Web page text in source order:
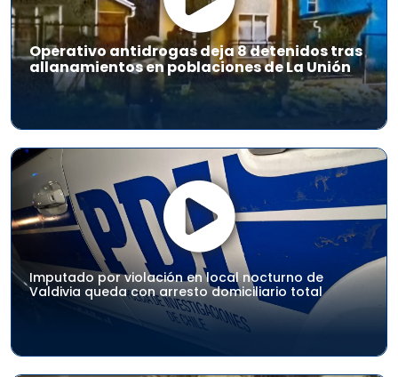
Operativo antidrogas deja 8 detenidos tras
allanamientos en poblaciones de La Unión
Imputado por violación en local nocturno de
Valdivia queda con arresto domiciliario total